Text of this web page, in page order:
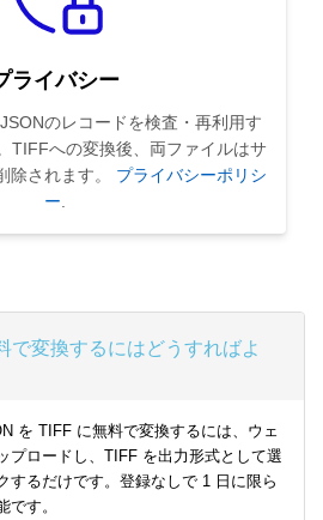
ライバシー
のレコードを検査・再利用す
TIFFへの変換後、両ファイルはサ
除されます。 プライバシーポリシ
ー
で変換するにはどうすればよ
を TIFF に無料で変換するには、ウェ
プロードし、TIFF を出力形式として選
するだけです。登録なしで 1 日に限ら
です。